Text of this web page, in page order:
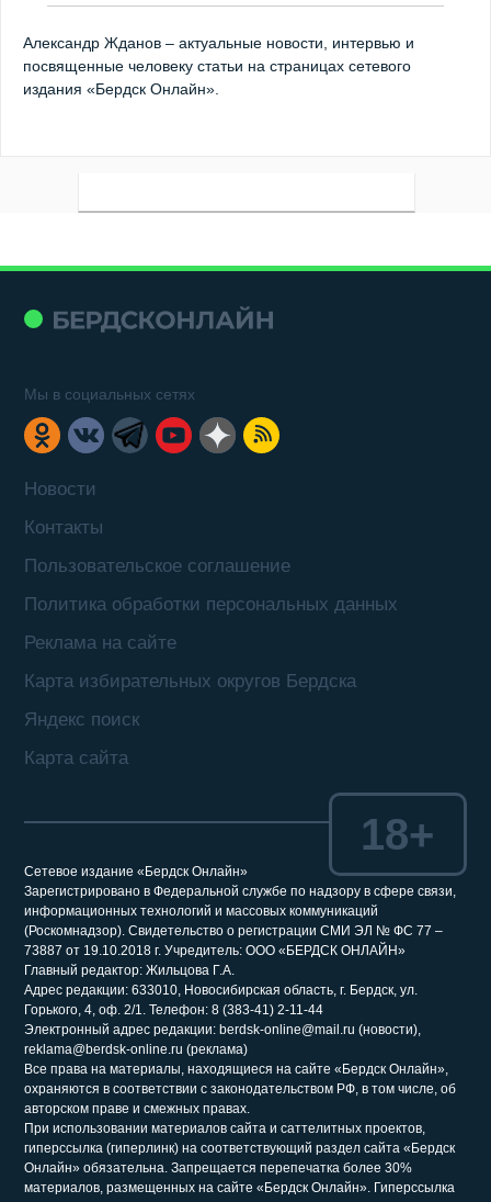
Александр Жданов – актуальные новости, интервью и
посвященные человеку статьи на страницах сетевого
издания «Бердск Онлайн».
Новости
Контакты
Пользовательское соглашение
Политика обработки персональных данных
Реклама на сайте
Карта избирательных округов Бердска
Яндекс поиск
Карта сайта
Мы в социальных сетях
Сетевое издание «Бердск Онлайн»
Зарегистрировано в Федеральной службе по надзору в сфере связи,
информационных технологий и массовых коммуникаций
(Роскомнадзор). Свидетельство о регистрации СМИ ЭЛ № ФС 77 –
73887 от 19.10.2018 г. Учредитель: ООО «БЕРДСК ОНЛАЙН»
Главный редактор: Жильцова Г.А.
Адрес редакции: 633010, Новосибирская область, г. Бердск, ул.
Горького, 4, оф. 2/1. Телефон: 8 (383-41) 2-11-44
Электронный адрес редакции: berdsk-online@mail.ru (новости),
reklama@berdsk-online.ru (реклама)
Все права на материалы, находящиеся на сайте «Бердск Онлайн»,
охраняются в соответствии с законодательством РФ, в том числе, об
авторском праве и смежных правах.
При использовании материалов сайта и саттелитных проектов,
гиперссылка (гиперлинк) на соответствующий раздел сайта «Бердск
Онлайн» обязательна. Запрещается перепечатка более 30%
материалов, размещенных на сайте «Бердск Онлайн». Гиперссылка
18+